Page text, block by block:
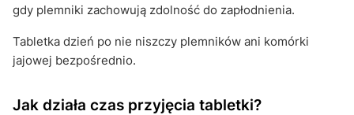
gdy plemniki zachowują zdolność do zapłodnienia.
Tabletka dzień po nie niszczy plemników ani komórki
jajowej bezpośrednio.
Jak działa czas przyjęcia tabletki?